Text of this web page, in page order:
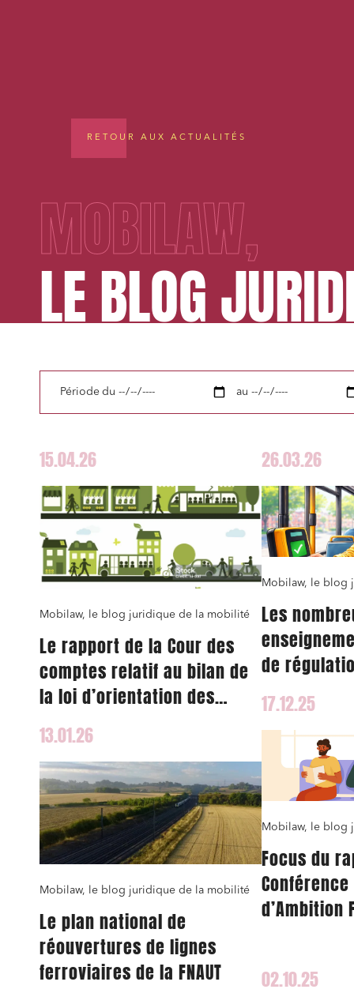
RETOUR AUX ACTUALITÉS
MOBILAW,
LE BLOG
Période du au
15.04.26
Mobilaw, le blog juridique de la mobilité
Le rapport de la Cour des
comptes relatif au bilan de
la loi d’orientation des
mobilités
26.03.26
Mobilaw, le blog
Les
de
transports
régime
services
13.01.26
Mobilaw, le blog juridique de la mobilité
Le plan national de
réouvertures de lignes
ferroviaires de la FNAUT
17.12.25
Mobilaw, le blog
Focus du
d’Ambition
02.10.25